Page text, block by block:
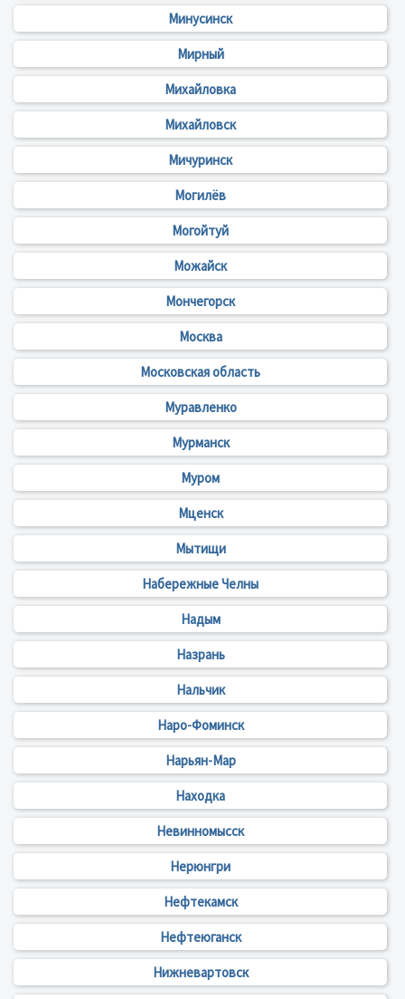
Минусинск
Мирный
Михайловка
Михайловск
Мичуринск
Могилёв
Могойтуй
Можайск
Мончегорск
Москва
Московская область
Муравленко
Мурманск
Муром
Мценск
Мытищи
Набережные Челны
Надым
Назрань
Нальчик
Наро-Фоминск
Нарьян-Мар
Находка
Невинномысск
Нерюнгри
Нефтекамск
Нефтеюганск
Нижневартовск